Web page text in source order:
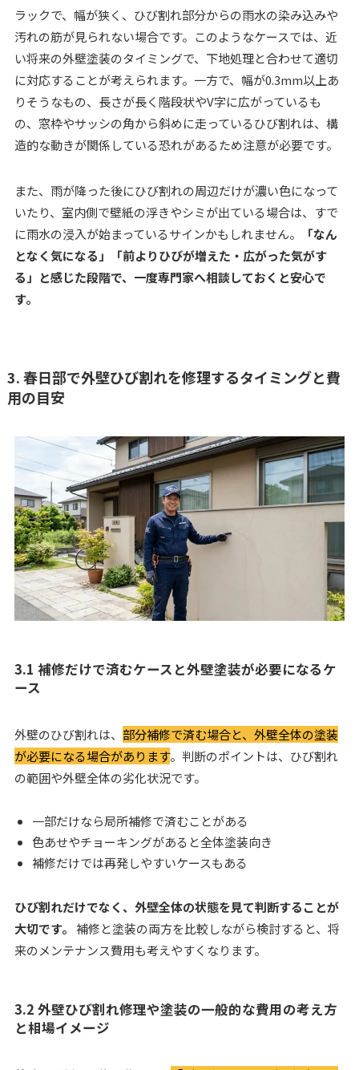
ラックで、幅が狭く、ひび割れ部分からの雨水の染み込みや
汚れの筋が見られない場合です。このようなケースでは、近
い将来の外壁塗装のタイミングで、下地処理と合わせて適切
に対応することが考えられます。一方で、幅が0.3mm以上あ
りそうなもの、長さが長く階段状やV字に広がっているも
の、窓枠やサッシの角から斜めに走っているひび割れは、構
造的な動きが関係している恐れがあるため注意が必要です。
また、雨が降った後にひび割れの周辺だけが濃い色になって
いたり、室内側で壁紙の浮きやシミが出ている場合は、すで
に雨水の浸入が始まっているサインかもしれません。
「なん
となく気になる」「前よりひびが増えた・広がった気がす
る」と感じた段階で、一度専門家へ相談しておくと安心で
す。
3. 春日部で外壁ひび割れを修理するタイミングと費
用の目安
3.1 補修だけで済むケースと外壁塗装が必要になるケ
ース
外壁のひび割れは、 部分補修で済む場合と、外壁全体の塗装
が必要になる場合があります。判断のポイントは、ひび割れ
の範囲や外壁全体の劣化状況です。
一部だけなら局所補修で済むことがある
色あせやチョーキングがあると全体塗装向き
補修だけでは再発しやすいケースもある
ひび割れだけでなく、外壁全体の状態を見て判断することが
大切です。 補修と塗装の両方を比較しながら検討すると、将
来のメンテナンス費用も考えやすくなります。
3.2 外壁ひび割れ修理や塗装の一般的な費用の考え方
と相場イメージ